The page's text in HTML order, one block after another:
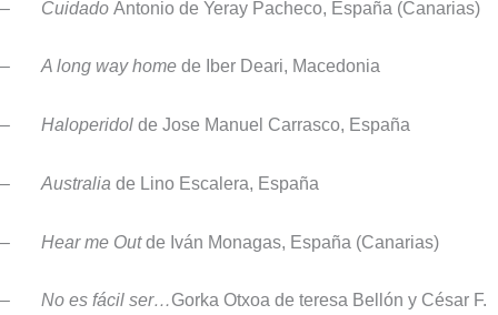
– Cuidado Antonio de Yeray Pacheco, España (Canarias)
– A long way home de Iber Deari, Macedonia
– Haloperidol de Jose Manuel Carrasco, España
– Australia de Lino Escalera, España
– Hear me Outde Iván Monagas, España (Canarias)
– No es fácil ser…Gorka Otxoa de teresa Bellón y César F.